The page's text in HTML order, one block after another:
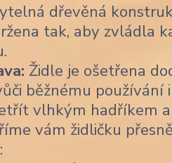
dřevěná
tak, aby zvládla
Židle je ošetřena
běžnému
vlhkým hadříkem
vám židličku